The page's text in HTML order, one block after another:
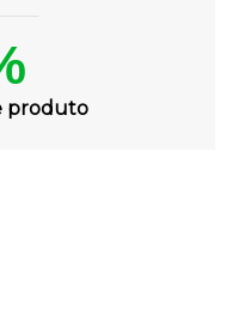
produto